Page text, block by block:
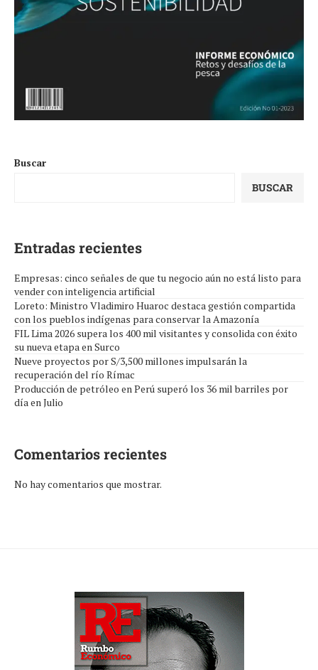
Buscar
BUSCAR
Entradas recientes
Empresas: cinco señales de que tu negocio aún no está listo para
vender con inteligencia artificial
Loreto: Ministro Vladimiro Huaroc destaca gestión compartida
con los pueblos indígenas para conservar la Amazonía
FIL Lima 2026 supera los 400 mil visitantes y consolida con éxito
su nueva etapa en Surco
Nueve proyectos por S/3,500 millones impulsarán la
recuperación del río Rímac
Producción de petróleo en Perú superó los 36 mil barriles por
día en Julio
Comentarios recientes
No hay comentarios que mostrar.